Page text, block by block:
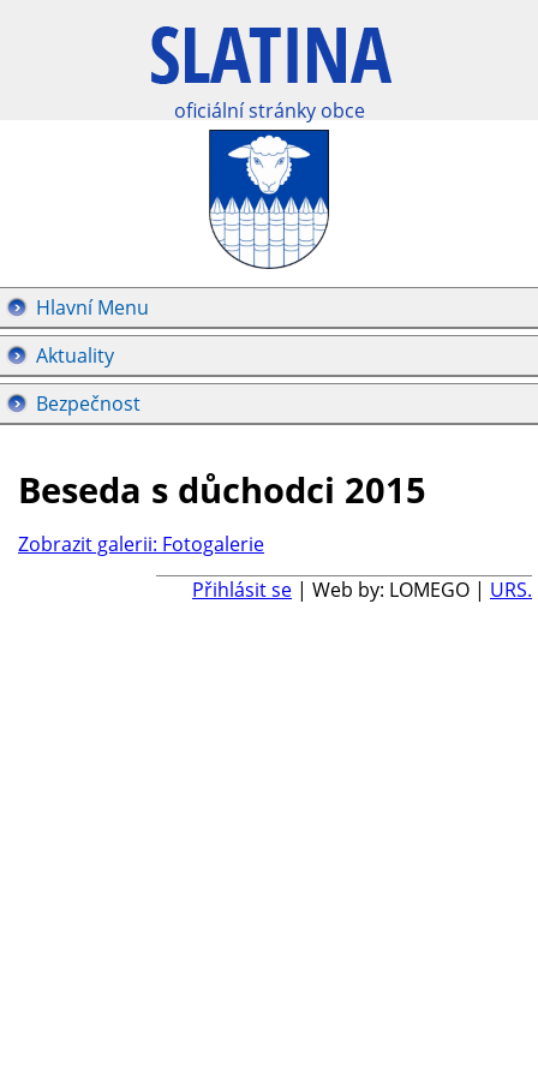
oficiální stránky obce
Hlavní Menu
Aktuality
Bezpečnost
Beseda s důchodci 2015
Zobrazit galerii: Fotogalerie
Přihlásit se | Web by: LOMEGO | URS.